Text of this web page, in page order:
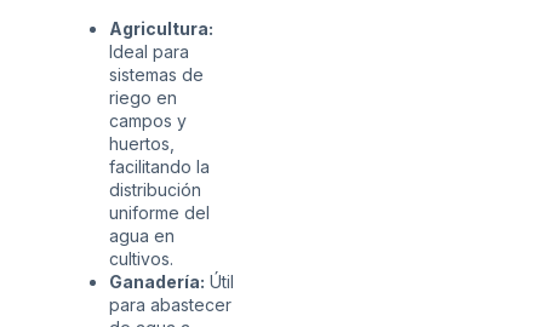
Agricultura:
Ideal para
sistemas de
riego en
campos y
huertos,
facilitando la
distribución
uniforme del
agua en
cultivos.
Ganadería: Útil
para abastecer